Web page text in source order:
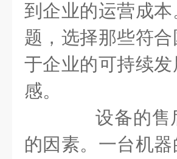
到企业的运营成
题，选择那些符
于企业的可持续
感。
设备的售后
的因素。一台机